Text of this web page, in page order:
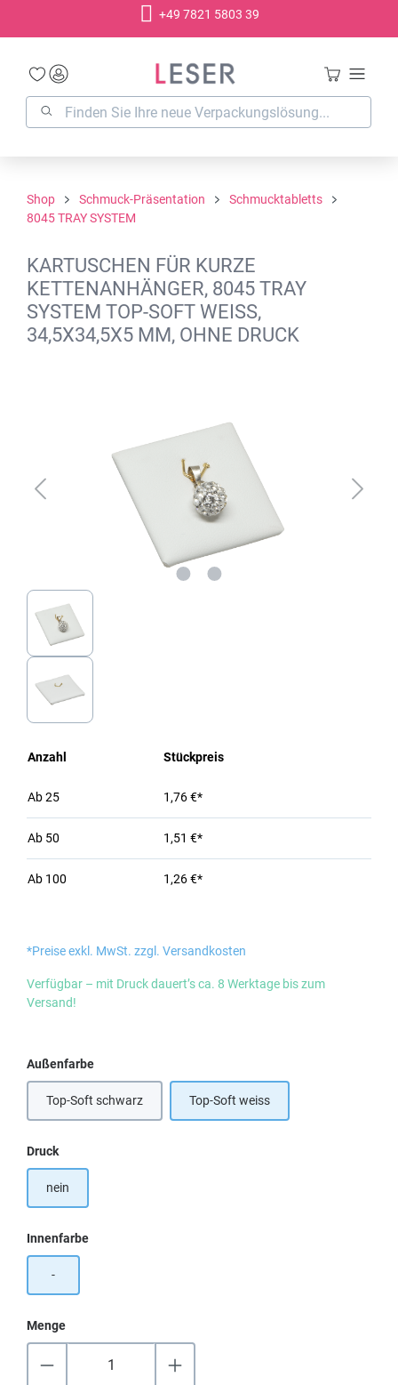
+49 7821 5803 39
Shop Schmuck-Präsentation
Schmucktabletts
8045 TRAY SYSTEM
KARTUSCHEN FÜR KURZE
KETTENANHÄNGER, 8045 TRAY
SYSTEM TOP-SOFT WEISS,
34,5X34,5X5 MM, OHNE DRUCK
Anzahl Stückpreis
Ab25 1,76 €*
Ab 50 1,51 €*
Ab 100 1,26 €*
*Preise exkl. MwSt. zzgl. Versandkosten
Verfügbar – mit Druck dauert’s ca. 8 Werktage bis zum
Versand!
Außenfarbeauswählen
Top-Soft schwarz Top-Soft weiss
Druckauswählen
nein
Innenfarbeauswählen
-
Menge